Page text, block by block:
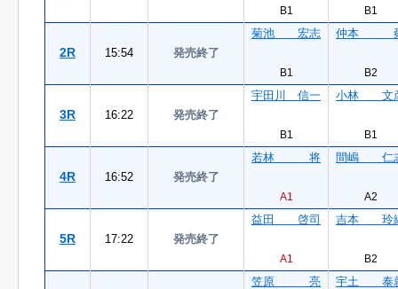
B1 B1
2R 15:54 発売終了
菊池 宏志
B1
仲本
B2
3R 16:22 発売終了
宇田川 信一
B1
小林 文
B1
4R 16:52 発売終了
若林 将
A1
間嶋 仁
A2
5R 17:22 発売終了
益田 啓司
A1
吉本 玲
B2
笠原 亮 宇土 泰